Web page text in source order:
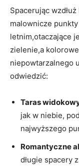
Spacerując
malownicze
letnim,otaczające
zielenie,a
niepowtarzalnego
odwiedzić:
Taras
jak⁣ w niebie,
najwyższego
Romantyczne
długie spacery